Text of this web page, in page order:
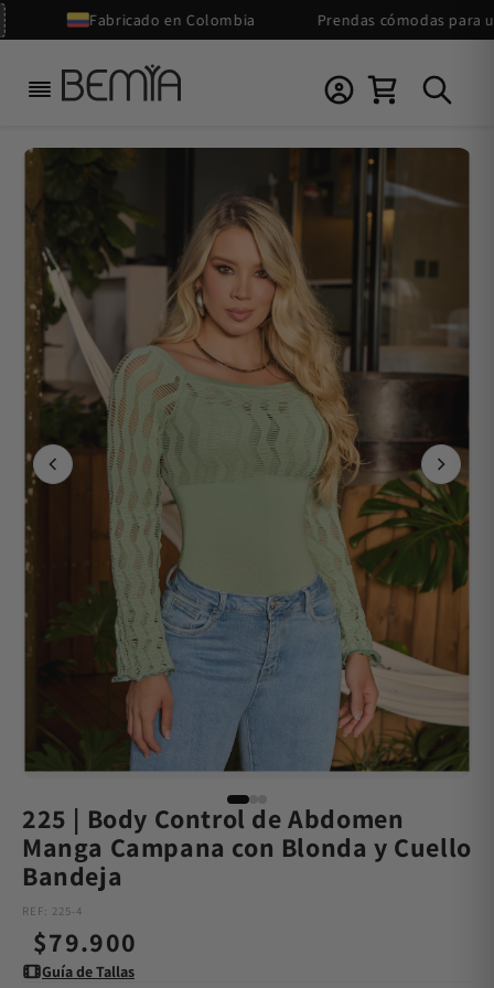
directamente
al contenido
Fabricado en Colombia Prendas cómodas para
225 | Body Control de Abdomen
Manga Campana con Blonda y Cuello
Bandeja
REF: 225-4
Precio
$79.900
Guía de Tallas